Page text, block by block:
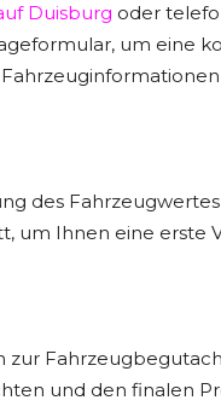
Duisburg oder
um eine
des
um Ihnen eine erste
zur
und den finalen